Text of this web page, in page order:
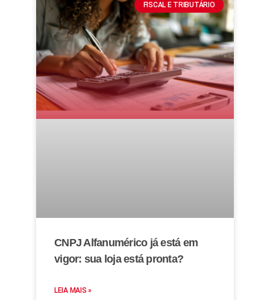
FISCAL E TRIBUTÁRIO
CNPJ Alfanumérico já está em
vigor: sua loja está pronta?
LEIA MAIS »